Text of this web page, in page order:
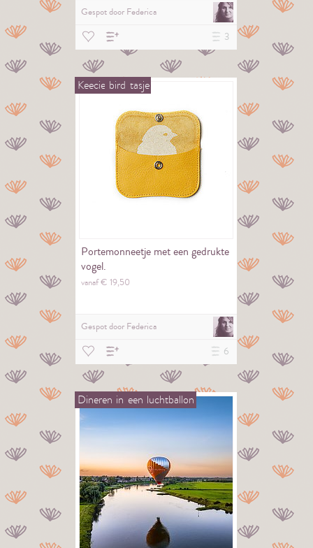
Gespot door Federica
3
Keecie bird tasje
Portemonneetje met een gedrukte
vogel.
vanaf € 19,50
Gespot door Federica
6
Dineren in een luchtballon